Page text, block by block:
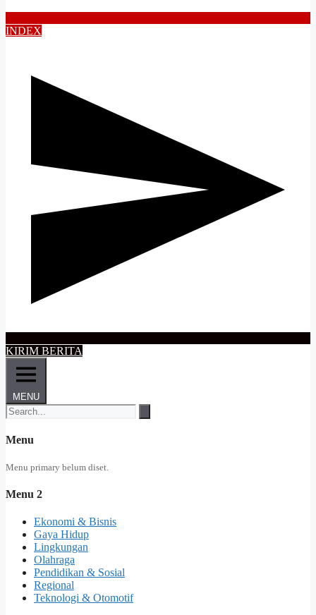
INDEX
KIRIM BERITA
MENU
Menu
Menu primary belum diset.
Menu 2
Ekonomi & Bisnis
Gaya Hidup
Lingkungan
Olahraga
Pendidikan & Sosial
Regional
Teknologi & Otomotif